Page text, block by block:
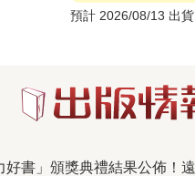
預計 2026/08/13 出貨